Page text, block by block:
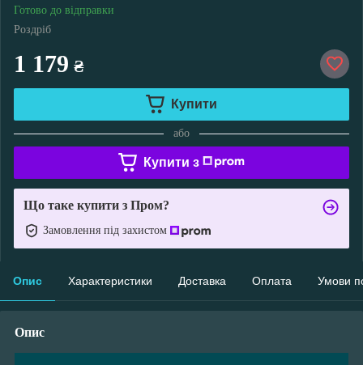
Готово до відправки
Роздріб
1 179 ₴
Купити
або
Купити з
Що таке купити з Пром?
Замовлення під захистом
Опис Характеристики Доставка Оплата Умови
Опис